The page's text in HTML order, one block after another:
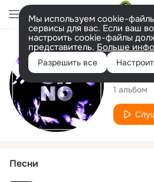
Мы используем cookie-
сервисы для вас. Если ваш
настроить cookie-файлы
представитель. Больше
Разрешить все
The
1 альбом
Песни